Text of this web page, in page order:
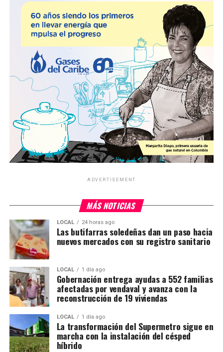
ADVERTISEMENT
MÁS NOTICIAS
LOCAL 24 horas ago
Las butifarras soledeñas dan un paso hacia
nuevos mercados con su registro sanitario
LOCAL 1 día ago
Gobernación entrega ayudas a 552 familias
afectadas por vendaval y avanza con la
reconstrucción de 19 viviendas
LOCAL 1 día ago
La transformación del Supermetro sigue en
marcha con la instalación del césped
híbrido